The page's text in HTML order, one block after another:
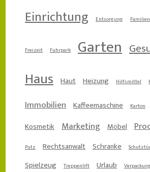
Einrichtung Entsorgung
Freizeit Fuhrpark Garten
Haus Haut Heizung Hilfsmittel
Immobilien Kaffeemaschine Karton
Kosmetik Marketing Möbel
Putz Rechtsanwalt Schranke
Spielzeug Treppenlift Urlaub